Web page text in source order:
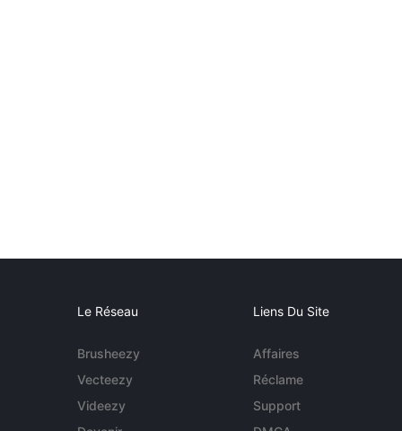
Le Réseau
Brusheezy
Vecteezy
Videezy
Liens Du Site
Affaires
Réclame
Support